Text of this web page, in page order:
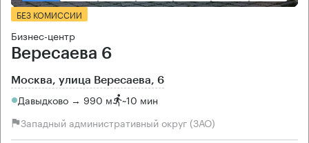
БЕЗ КОМИССИИ
Бизнес-центр
Вересаева 6
Москва, улица Вересаева, 6
Давыдково → 990 м ~10 мин
Западный административный округ (ЗАО)